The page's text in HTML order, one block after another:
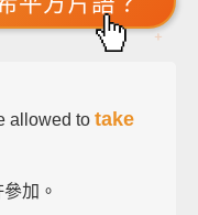
allowed to take
加。